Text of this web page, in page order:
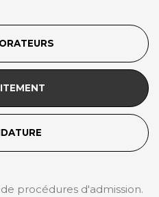
procédures d'admission.